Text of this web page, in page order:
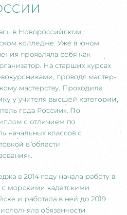
в Новороссийском
колледже. Уже в юном
проявляла себя как
На старших курсах
проводя мастер-
мастерству. Проходила
у учителя высшей категории,
года России». По
с отличием по
начальных классов с
в области
в 2014 году начала работу в
кадетскими
и работала в ней до 2019
обязанности